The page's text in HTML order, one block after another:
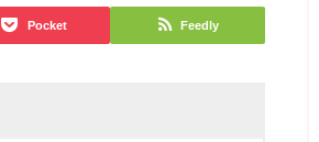
Pocket Feedly